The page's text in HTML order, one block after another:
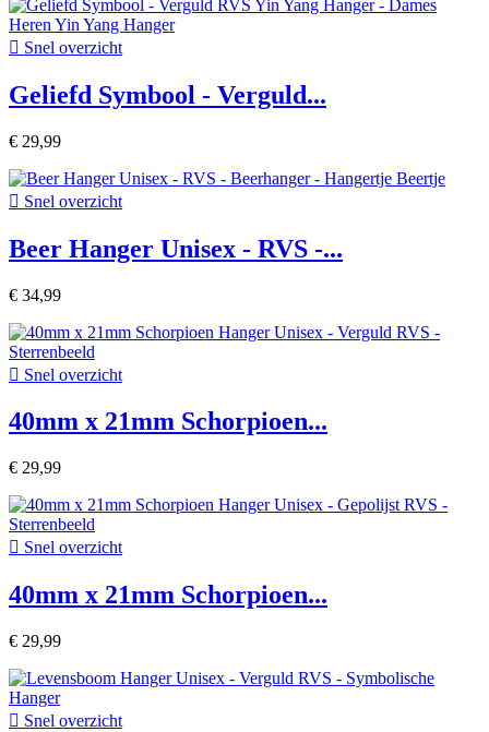
 Snel overzicht
Geliefd Symbool - Verguld...
€ 29,99
 Snel overzicht
Beer Hanger Unisex - RVS -...
€ 34,99
 Snel overzicht
40mm x 21mm Schorpioen...
€ 29,99
 Snel overzicht
40mm x 21mm Schorpioen...
€ 29,99
 Snel overzicht